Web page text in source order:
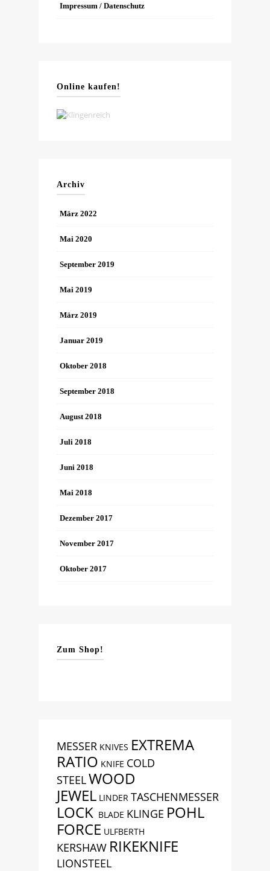
Impressum / Datenschutz
Online kaufen!
Archiv
März 2022
Mai 2020
September 2019
Mai 2019
März 2019
Januar 2019
Oktober 2018
September 2018
August 2018
Juli 2018
Juni 2018
Mai 2018
Dezember 2017
November 2017
Oktober 2017
Zum Shop!
MESSER KNIVES EXTREMA
RATIO KNIFE COLD
STEELWOOD
JEWEL LINDER TASCHENMESSER
LOCK BLADE KLINGE POHL
FORCE ULFBERTH
KERSHAW RIKEKNIFE
LIONSTEEL